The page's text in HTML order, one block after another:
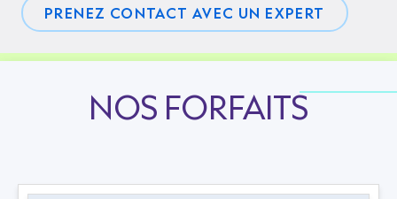
PRENEZ CONTACT AVEC UN EXPERT
NOS FORFAITS